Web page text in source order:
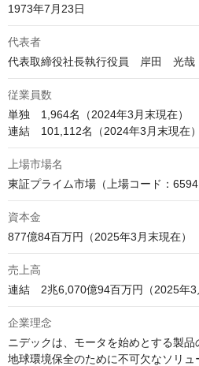
1973年7月23日
代表者
代表取締役社長執行役員　岸田　光哉
従業員数
単独　1,964名（2024年3月末現在）
連結　101,112名（2024年3月末現在）
上場市場名
東証プライム市場（上場コード：6594
資本金
877億84百万円（2025年3月末現在）
売上高
連結　2兆6,070億94百万円（2025年3
企業理念
ニデックは、モータを始めとする製
地球環境保全のために不可欠なソリ